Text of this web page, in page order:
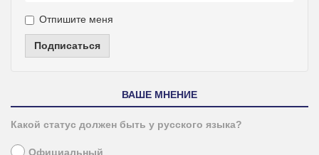
Отпишите меня
Подписаться
ВАШЕ МНЕНИЕ
Какой статус должен быть у русского языка?
Официальный